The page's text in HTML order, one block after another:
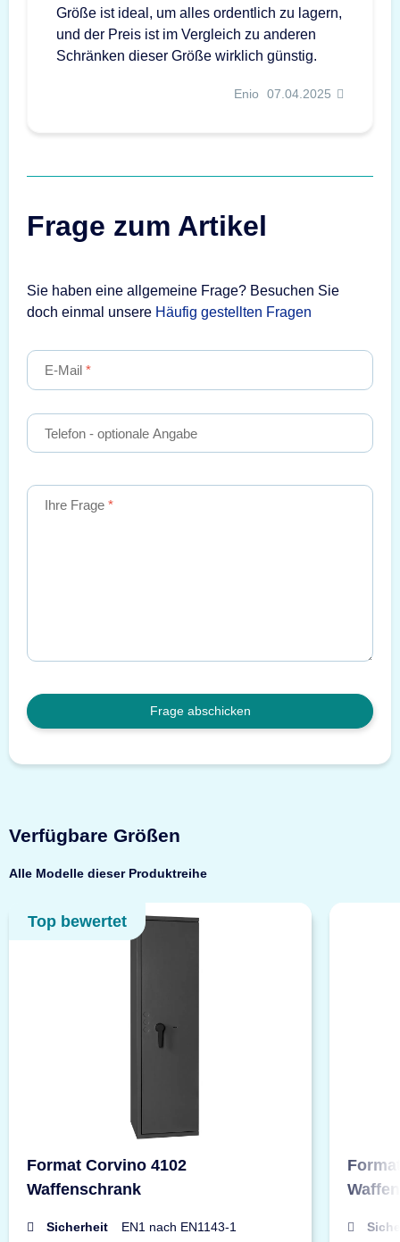
Größe ist ideal, um alles ordentlich zu lagern,
und der Preis ist im Vergleich zu anderen
Schränken dieser Größe wirklich günstig.
Enio 07.04.2025
Frage zum Artikel
Sie haben eine allgemeine Frage? Besuchen Sie
doch einmal unsere Häufig gestellten Fragen
E-Mail
Telefon - optionale Angabe
Ihre Frage
Frage abschicken
Verfügbare Größen
Alle Modelle dieser Produktreihe
Top bewertet
Format Corvino 4102
Waffenschrank
Sicherheit
EN1 nach EN1143-1